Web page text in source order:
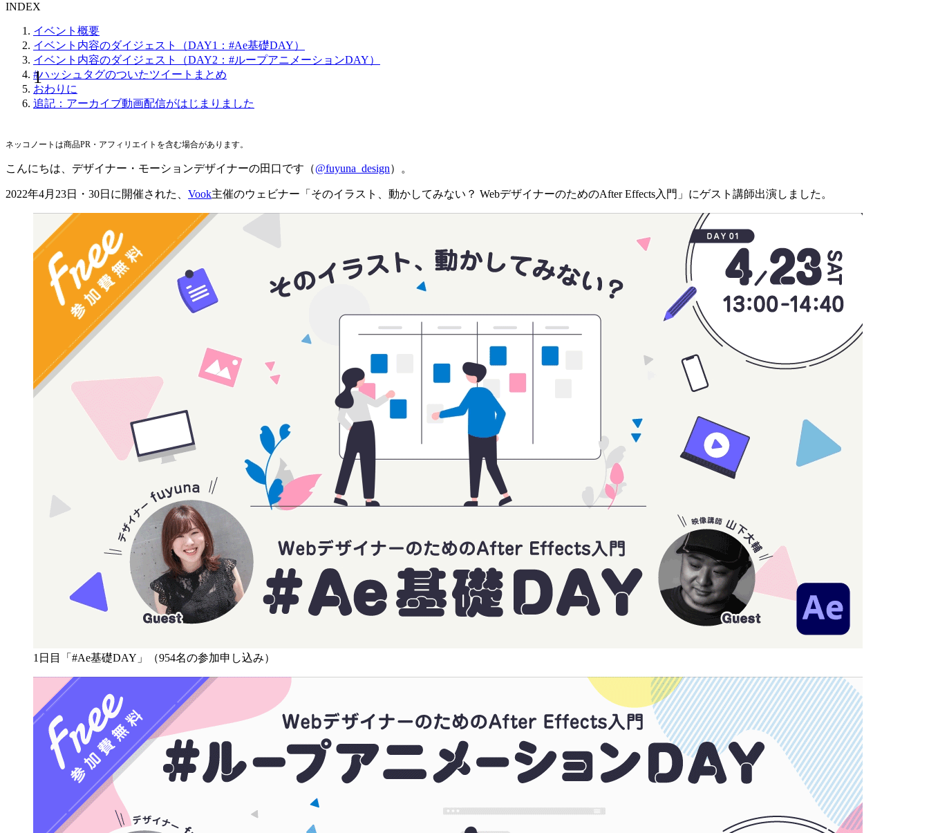
INDEX
イベント概要
イベント内容のダイジェスト（DAY1：#Ae基礎DAY）
イベント内容のダイジェスト（DAY2：#ループアニメーションDAY）
#ハッシュタグのついたツイートまとめ
おわりに
追記：アーカイブ動画配信がはじまりました
ネッコノートは商品PR・アフィリエイトを含む場合があります。
こんにちは、デザイナー・モーションデザイナーの田口です（@fuyuna_design）。
2022年4月23日・30日に開催された、 Vook主催のウェビナー「そのイラスト、動かしてみない？ WebデザイナーのためのAfter Effects入門」にゲスト講師出演しました。
1日目「#Ae基礎DAY」（954名の参加申し込み）